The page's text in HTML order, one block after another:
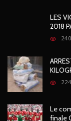
LES
2018
Le
finale